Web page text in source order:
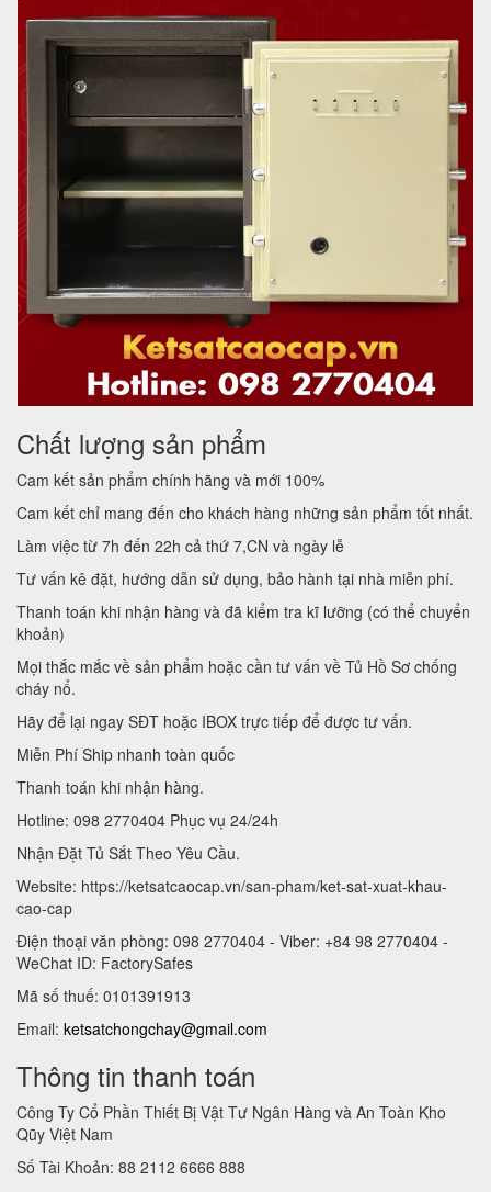
Chất lượng sản phẩm
Cam kết sản phẩm chính hãng và mới 100%
Cam kết chỉ mang đến cho khách hàng những sản phẩm tốt nhất.
Làm việc từ 7h đến 22h cả thứ 7,CN và ngày lễ
Tư vấn kê đặt, hướng dẫn sử dụng, bảo hành tại nhà miễn phí.
Thanh toán khi nhận hàng và đã kiểm tra kĩ lưỡng (có thể chuyển
khoản)
Mọi thắc mắc về sản phẩm hoặc cần tư vấn về Tủ Hồ Sơ chống
cháy nổ.
Hãy để lại ngay SĐT hoặc IBOX trực tiếp để được tư vấn.
Miễn Phí Ship nhanh toàn quốc
Thanh toán khi nhận hàng.
Hotline: 098 2770404 Phục vụ 24/24h
Nhận Đặt Tủ Sắt Theo Yêu Cầu.
Website: https://ketsatcaocap.vn/san-pham/ket-sat-xuat-khau-
cao-cap
Điện thoại văn phòng: 098 2770404 - Viber: +84 98 2770404 -
WeChat ID: FactorySafes
Mã số thuế: 0101391913
Email: ketsatchongchay@gmail.com
Thông tin thanh toán
Công Ty Cổ Phần Thiết Bị Vật Tư Ngân Hàng và An Toàn Kho
Qũy Việt Nam
Số Tài Khoản: 88 2112 6666 888